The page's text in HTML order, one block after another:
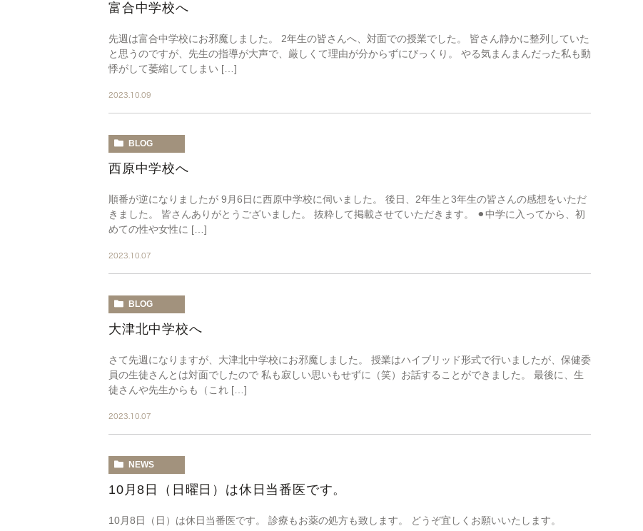
富合中学校へ
先週は富合中学校にお邪魔しました。 2年生の皆さんへ、対面での授業でした。 皆さん静かに整列していた
と思うのですが、先生の指導が大声で、厳しくて理由が分からずにびっくり。 やる気まんまんだった私も動
悸がして萎縮してしまい […]
2023.10.09
BLOG
西原中学校へ
順番が逆になりましたが 9月6日に西原中学校に伺いました。 後日、2年生と3年生の皆さんの感想をいただ
きました。 皆さんありがとうございました。 抜粋して掲載させていただきます。 ⚫︎中学に入ってから、初
めての性や女性に […]
2023.10.07
BLOG
大津北中学校へ
さて先週になりますが、大津北中学校にお邪魔しました。 授業はハイブリッド形式で行いましたが、保健委
員の生徒さんとは対面でしたので 私も寂しい思いもせずに（笑）お話することができました。 最後に、生
徒さんや先生からも（これ […]
2023.10.07
NEWS
10月8日（日曜日）は休日当番医です。
10月8日（日）は休日当番医です。 診療もお薬の処方も致します。 どうぞ宜しくお願いいたします。